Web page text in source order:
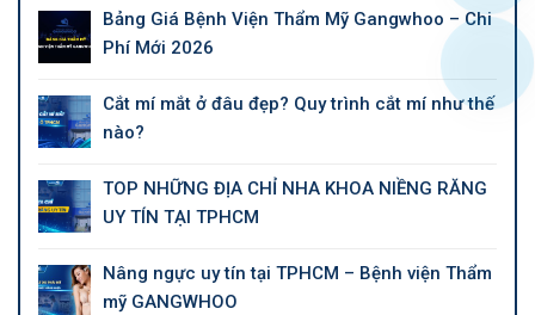
Bảng Giá Bệnh Viện Thẩm Mỹ Gangwhoo – Chi
Phí Mới 2026
Cắt mí mắt ở đâu đẹp? Quy trình cắt mí như thế
nào?
TOP NHỮNG ĐỊA CHỈ NHA KHOA NIỀNG RĂNG
UY TÍN TẠI TPHCM
Nâng ngực uy tín tại TPHCM – Bệnh viện Thẩm
mỹ GANGWHOO